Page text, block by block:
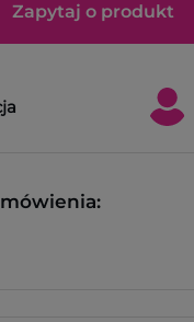
Zapytaj o produkt